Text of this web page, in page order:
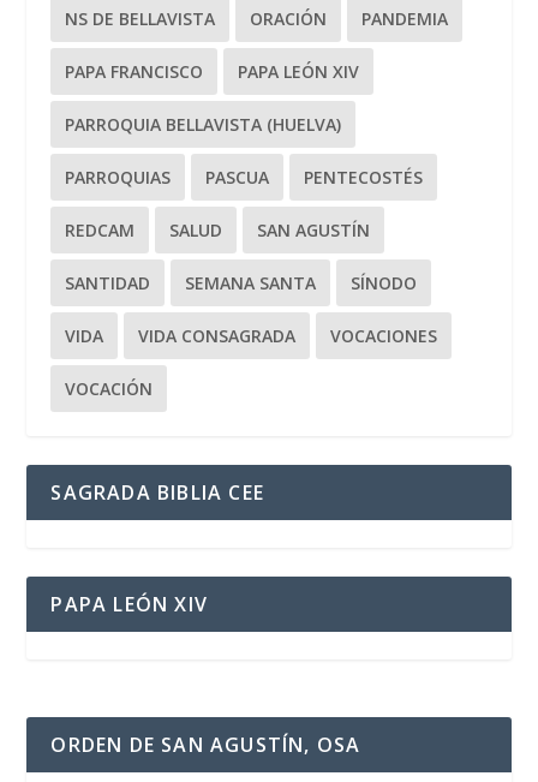
NS DE BELLAVISTA ORACIÓN PANDEMIA
PAPA FRANCISCO PAPA LEÓN XIV
PARROQUIA BELLAVISTA (HUELVA)
PARROQUIAS PASCUA PENTECOSTÉS
REDCAM SALUD SAN AGUSTÍN
SANTIDAD SEMANA SANTA SÍNODO
VIDA VIDA CONSAGRADA VOCACIONES
VOCACIÓN
SAGRADA BIBLIA CEE
PAPA LEÓN XIV
ORDEN DE SAN AGUSTÍN, OSA